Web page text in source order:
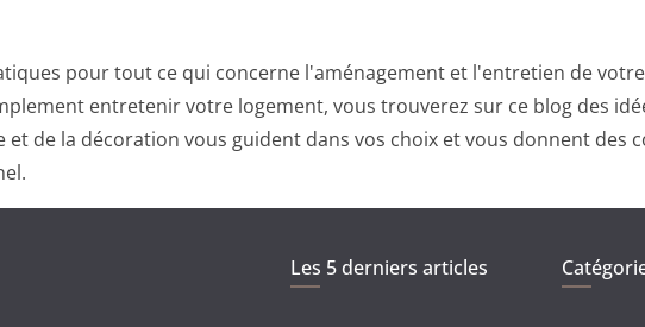
pour tout ce qui concerne l'aménagement et l'entretien de
entretenir votre logement, vous trouverez sur ce blog des
de la décoration vous guident dans vos choix et vous donnent des
Les 5 derniers articles